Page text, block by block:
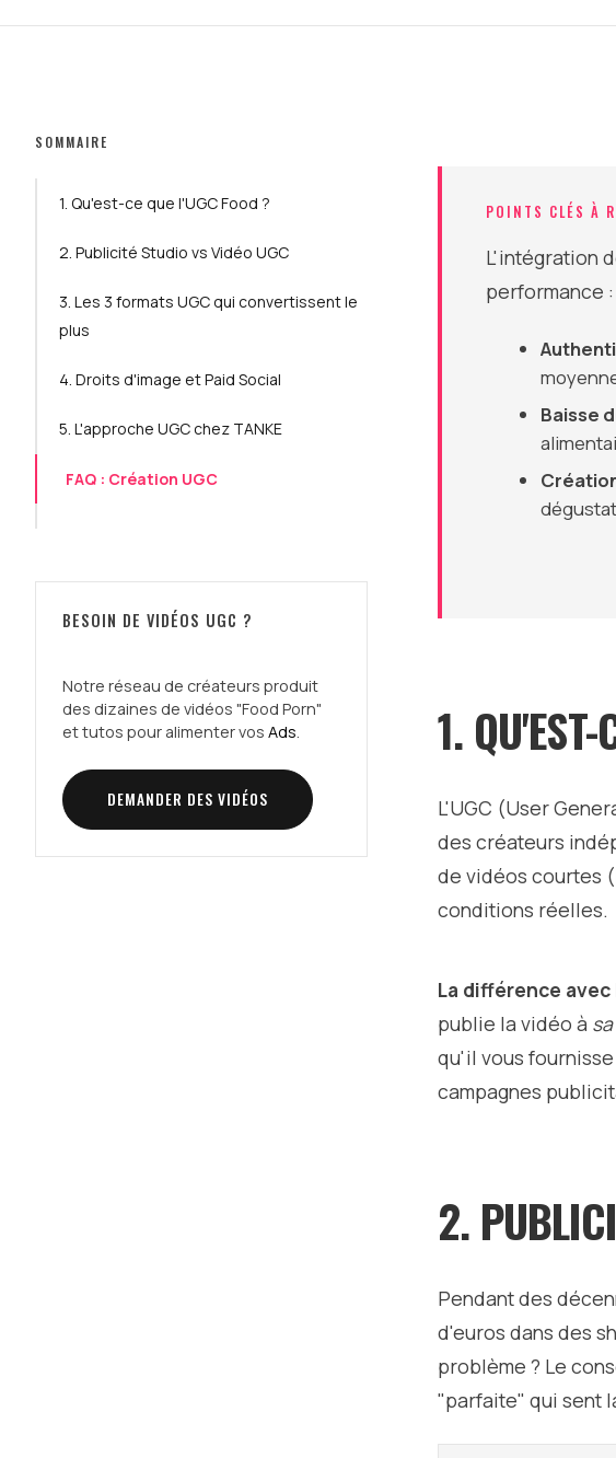
SOMMAIRE
1. Qu'est-ce que l'UGC Food ?
2. Publicité Studio vs Vidéo UGC
3. Les 3 formats UGC qui convertissent le
plus
4. Droits d'image et Paid Social
5. L'approche UGC chez TANKE
FAQ : Création UGC
BESOIN DE VIDÉOS UGC ?
Notre réseau de créateurs produit
des dizaines de vidéos "Food Porn"
et tutos pour alimenter vos Ads
DEMANDER DES VIDÉOS
POINTS CLÉS À
L'intégration
performance :
Baisse
1.
L'UGC (User
des créateurs
de vidéos courtes
conditions réelles.
La différence
publie la vidéo à
qu'il vous
campagnes
2.
Pendant des
d'euros dans des
problème ? Le
"parfaite" qui sent